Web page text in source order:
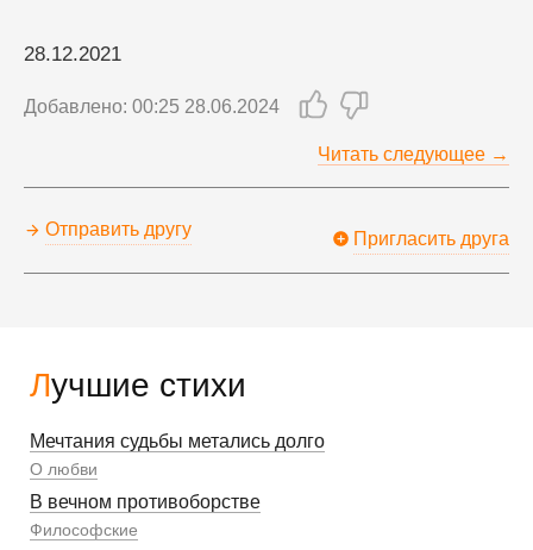
Лучшие стихи
Мечтания судьбы метались долго
О любви
В вечном противоборстве
Философские
28.12.2021
Добавлено: 00:25 28.06.2024
Читать следующее →
Отправить другу Пригласить друга